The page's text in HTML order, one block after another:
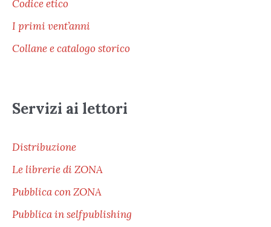
Codice etico
I primi vent’anni
Collane e catalogo storico
Servizi ai lettori
Distribuzione
Le librerie di ZONA
Pubblica con ZONA
Pubblica in selfpublishing